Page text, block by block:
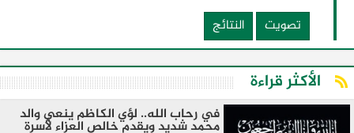
تصويت
النتائج
الأكثر قراءة
في رحاب الله.. لؤي الكاظم ينعي والد
محمد شديد ويقدم خالص العزاء لأسرة